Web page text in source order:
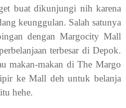
buat dikunjungi nih karena
keunggulan. Salah satunya
dengan Margocity Mall
terbesar di Depok.
makan-makan di The Margo
ke Mall deh untuk belanja
hehe.